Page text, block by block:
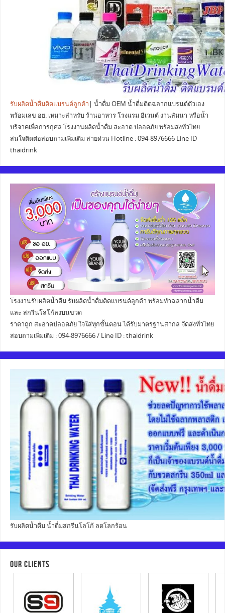
รับผลิตน้ำดื่มติดแบรนด์ลูกค้า | น้ำดื่ม OEM น้ำดื่มติดฉลากแบรนด์ตัวเอง
พร้อมเลข อย. เหมาะสำหรับ ร้านอาหาร โรงแรม อีเวนต์ งานสัมนา หรือน้ำ
บริจาคเพื่อการกุศล โรงงานผลิตน้ำดื่ม สะอาด ปลอดภัย พร้อมส่งทั่วไทย
สนใจติดต่อสอบถามเพิ่มเติม สายด่วน Hotline : 094-8976666 Line ID
thaidrink
โรงงานรับผลิตน้ำดื่ม รับผลิตน้ำดื่มติดแบรนด์ลูกค้า พร้อมทำฉลากน้ำดื่ม
และ สกรีนโลโก้ลงบนขวด
ราคาถูก สะอาดปลอดภัย ใจใส่ทุกขั้นตอน ได้รับมาตรฐานสากล จัดส่งทั่วไทย
สอบถามเพิ่มเติม : 094-8976666 / Line ID : thaidrink
รับผลิตน้ำดื่ม น้ำดื่มสกรีนโลโก้ ลดโลกร้อน
OUR CLIENTS